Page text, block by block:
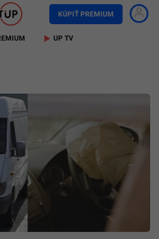
KÚPIŤ PREMIUM
UP TV